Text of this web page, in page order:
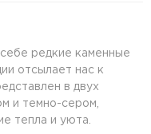
редкие каменные
отсылает нас к
в двух
и темно-сером,
тепла и уюта.